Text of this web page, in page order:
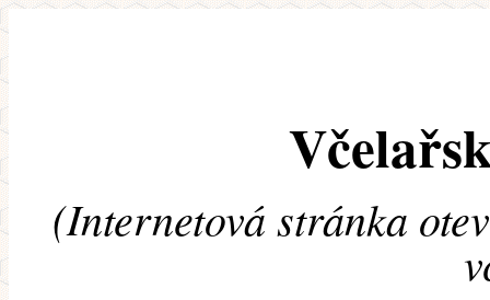
(Internetová stránka